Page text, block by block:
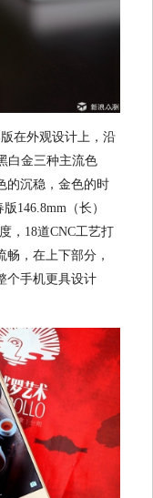
在外观设计上，沿
白金三种主流色
的沉稳，金色的时
146.8mm（长）
，18道CNC工艺打
，在上下部分，
个手机更具设计